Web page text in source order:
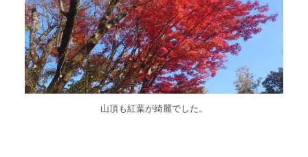
山頂も紅葉が綺麗でした。